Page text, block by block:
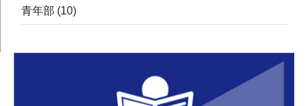
青年部 (10)